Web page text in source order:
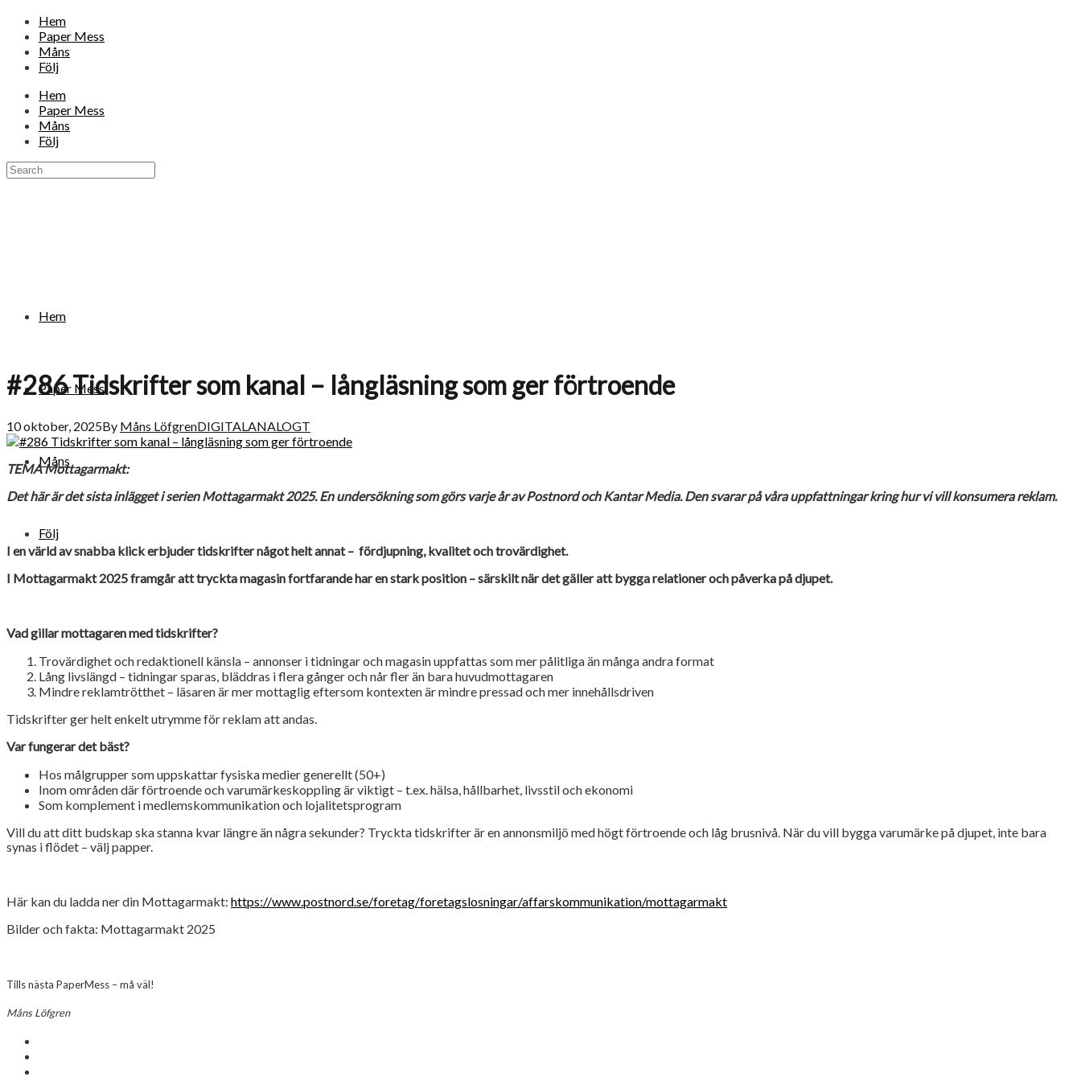
Hem
Paper Mess
Måns
Följ
Hem
Paper Mess
Måns
Följ
Hem
Paper Mess
Måns
Följ
#286 Tidskrifter som kanal – långläsning som ger förtroende
10 oktober, 2025By Måns LöfgrenDIGITALANALOGT
TEMA Mottagarmakt:
Det här är det sista inlägget i serien Mottagarmakt 2025. En undersökning som görs varje år av Postnord och Kantar Media. Den svarar på våra uppfattningar kring hur vi vill konsumera reklam.
I en värld av snabba klick erbjuder tidskrifter något helt annat – fördjupning, kvalitet och trovärdighet.
I Mottagarmakt 2025 framgår att tryckta magasin fortfarande har en stark position – särskilt när det gäller att bygga relationer och påverka på djupet.
Vad gillar mottagaren med tidskrifter?
Trovärdighet och redaktionell känsla – annonser i tidningar och magasin uppfattas som mer pålitliga än många andra format
Lång livslängd – tidningar sparas, bläddras i flera gånger och når fler än bara huvudmottagaren
Mindre reklamtrötthet – läsaren är mer mottaglig eftersom kontexten är mindre pressad och mer innehållsdriven
Tidskrifter ger helt enkelt utrymme för reklam att andas.
Var fungerar det bäst?
Hos målgrupper som uppskattar fysiska medier generellt (50+)
Inom områden där förtroende och varumärkeskoppling är viktigt – t.ex. hälsa, hållbarhet, livsstil och ekonomi
Som komplement i medlemskommunikation och lojalitetsprogram
Vill du att ditt budskap ska stanna kvar längre än några sekunder? Tryckta tidskrifter är en annonsmiljö med högt förtroende och låg brusnivå. När du vill bygga varumärke på djupet, inte bara
synas i flödet – välj papper.
Här kan du ladda ner din Mottagarmakt: https://www.postnord.se/foretag/foretagslosningar/affarskommunikation/mottagarmakt
Bilder och fakta: Mottagarmakt 2025
Tills nästa PaperMess – må väl!
Måns Löfgren